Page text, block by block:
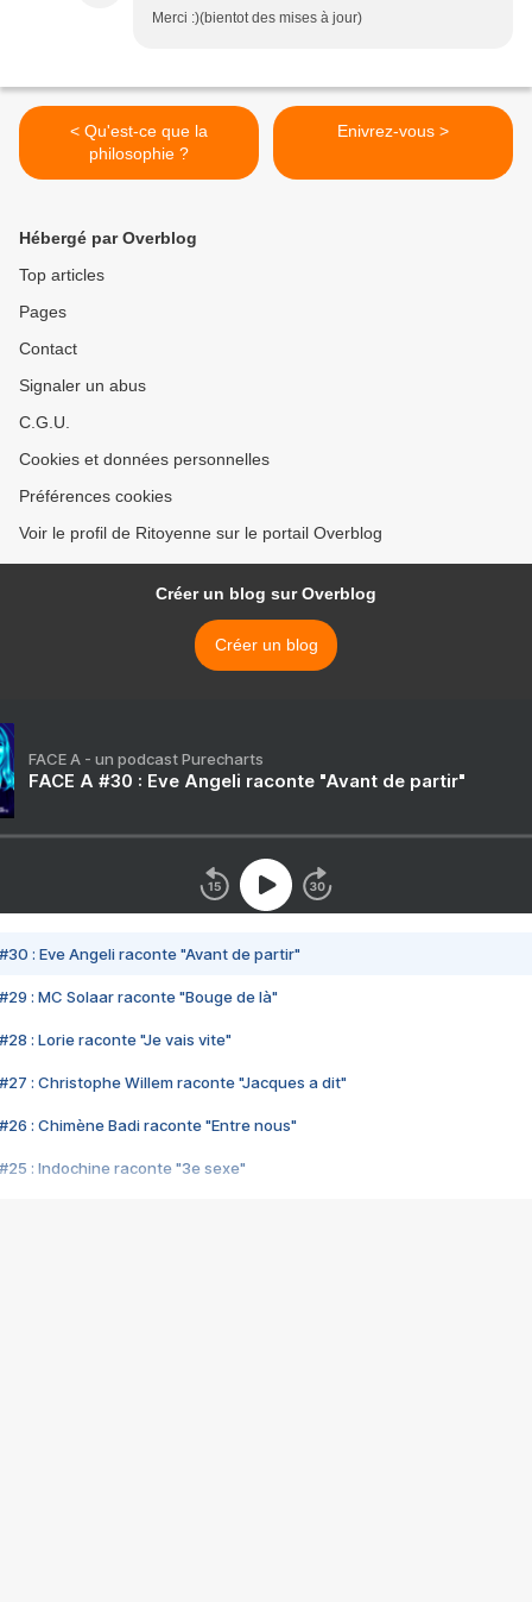
Merci :)(bientot des mises à jour)
< Qu'est-ce que la
philosophie ?
Enivrez-vous >
Hébergé par Overblog
Top articles
Pages
Contact
Signaler un abus
C.G.U.
Cookies et données personnelles
Préférences cookies
Voir le profil de Ritoyenne sur le portail Overblog
Créer un blog sur Overblog
Créer un blog
FACE A - un podcast Purecharts
FACE A #30 : Eve Angeli raconte "Avant de partir"
#30 : Eve Angeli raconte "Avant de partir"
#29 : MC Solaar raconte "Bouge de là"
#28 : Lorie raconte "Je vais vite"
#27 : Christophe Willem raconte "Jacques a dit"
#26 : Chimène Badi raconte "Entre nous"
#25 : Indochine raconte "3e sexe"